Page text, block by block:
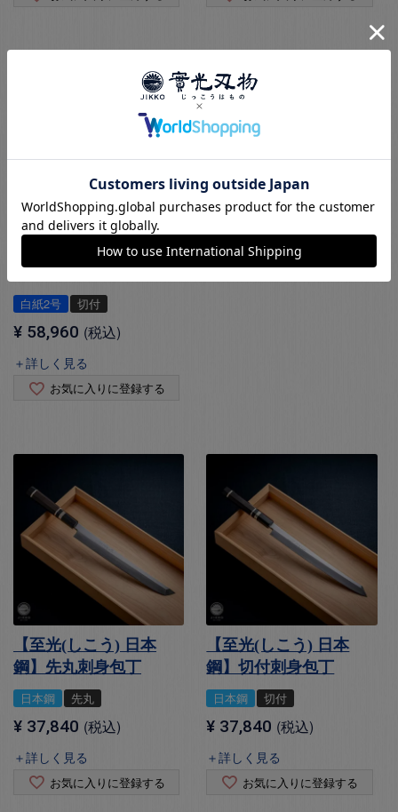
【至光(しこう) 白】 切
付出刃
白紙2号 切付
¥ 58,960 税込
＋詳しく見る
お気に入りに登録する
【至光 SG2】 出刃
SG2
¥ 57,750
＋詳しく見る
お気に入りに登録する
【至光(しこう) 日本
鋼】先丸刺身包丁
日本鋼 先丸
¥ 37,840 税込
＋詳しく見る
お気に入りに登録する
【至光(しこう) 日本
鋼】切付刺身包丁
日本鋼 切付
¥ 37,840 税込
＋詳しく見る
お気に入りに登録する